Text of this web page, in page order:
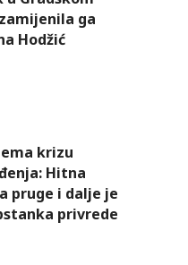
ga
Hodžić
krizu
Hitna
pruge i dalje je
privrede